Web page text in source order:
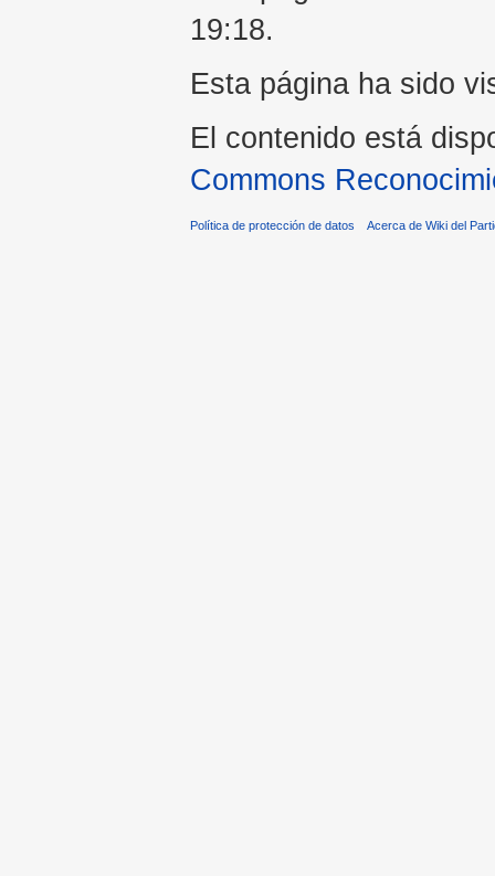
19:18.
Esta página ha sido
El contenido está
Commons
Política de protección de datos Acerca de Wiki del